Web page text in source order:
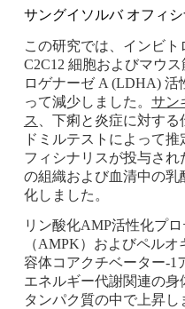
サングイソルバ オフィ
この研究では、インビ
C2C12 細胞およびマウ
ロゲナーゼ A (LDHA) 活
って減少しました。 サン
ス 、下痢と炎症に対す
ドミルテストによって
フィシナリスが投与さ
の組織および血清中の
化しました。
リン酸化AMP活性化プ
（AMPK）およびペル
容体コアクチベーター-1
エネルギー代謝関連の
タンパク質の中で上昇